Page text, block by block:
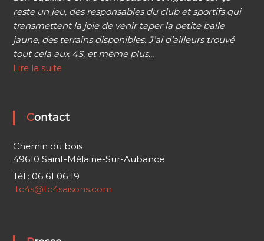
reste un jeu, des responsables du club et sportifs qui
transmettent la joie de venir taper la petite balle
jaune, des terrains disponibles. J’ai d’ailleurs trouvé
tout cela aux 4S, et même plus...
Lire la suite
Contact
Chemin du bois
49610 Saint-Mélaine-Sur-Aubance
Tél : 06 61 06 19
tc4s@tc4saisons.com